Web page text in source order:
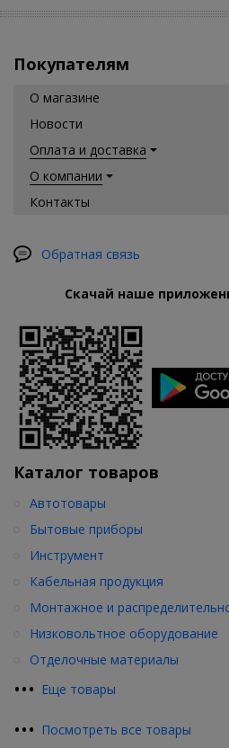
Покупателям
О магазине
Новости
Оплата и доставка
О компании
Контакты
Обратная связь
Скачай наше
Каталог товаров
••• Еще товары
Автотовары
Бытовые приборы
Инструмент
Кабельная продукция
Монтажное и
Низковольтное оборудование
Отделочные материалы
••• Посмотреть все товары